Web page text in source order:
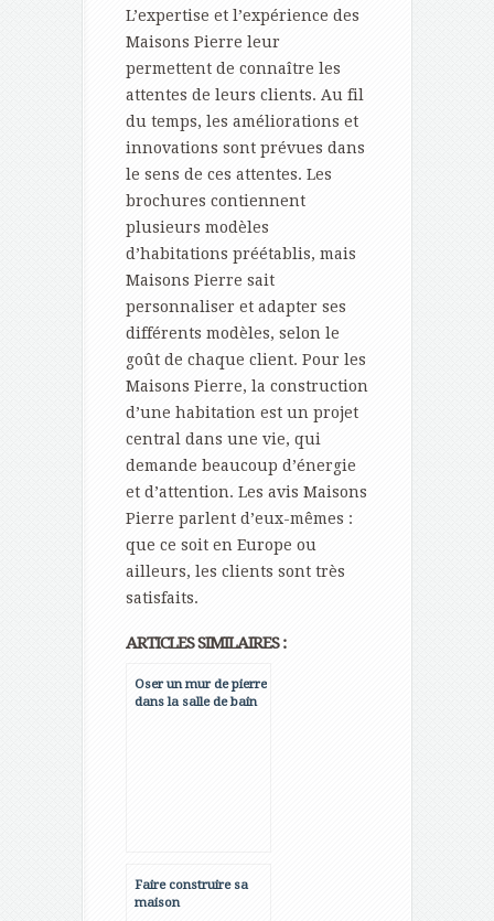
L’expertise et l’expérience des
Maisons Pierre leur
permettent de connaître les
attentes de leurs clients. Au fil
du temps, les améliorations et
innovations sont prévues dans
le sens de ces attentes. Les
brochures contiennent
plusieurs modèles
d’habitations préétablis, mais
Maisons Pierre sait
personnaliser et adapter ses
différents modèles, selon le
goût de chaque client. Pour les
Maisons Pierre, la construction
d’une habitation est un projet
central dans une vie, qui
demande beaucoup d’énergie
et d’attention. Les avis Maisons
Pierre parlent d’eux-mêmes :
que ce soit en Europe ou
ailleurs, les clients sont très
satisfaits.
ARTICLES SIMILAIRES :
Oser un mur de pierre
dans la salle de bain
Faire construire sa
maison